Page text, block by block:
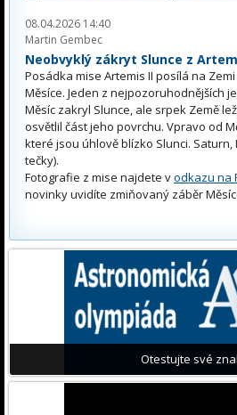
08.04.2026 14:40
Martin Gembec
Neobvyklý zákryt Slunce z
Posádka mise Artemis II posílá na
Měsíce. Jeden z nejpozoruhodnějších
Měsíc zakryl Slunce, ale srpek Země
osvětlil část jeho povrchu. Vpravo od
které jsou úhlově blízko Slunci.
tečky).
Fotografie z mise najdete vodkazu na
novinky uvidíte zmiňovaný záběr
Otestujte své